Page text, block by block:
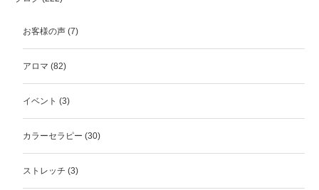
お客様の声 (7)
アロマ (82)
イベント (3)
カラーセラピー (30)
ストレッチ (3)